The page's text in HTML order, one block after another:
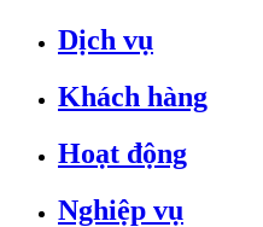
Dịch vụ
Khách hàng
Hoạt động
Nghiệp vụ